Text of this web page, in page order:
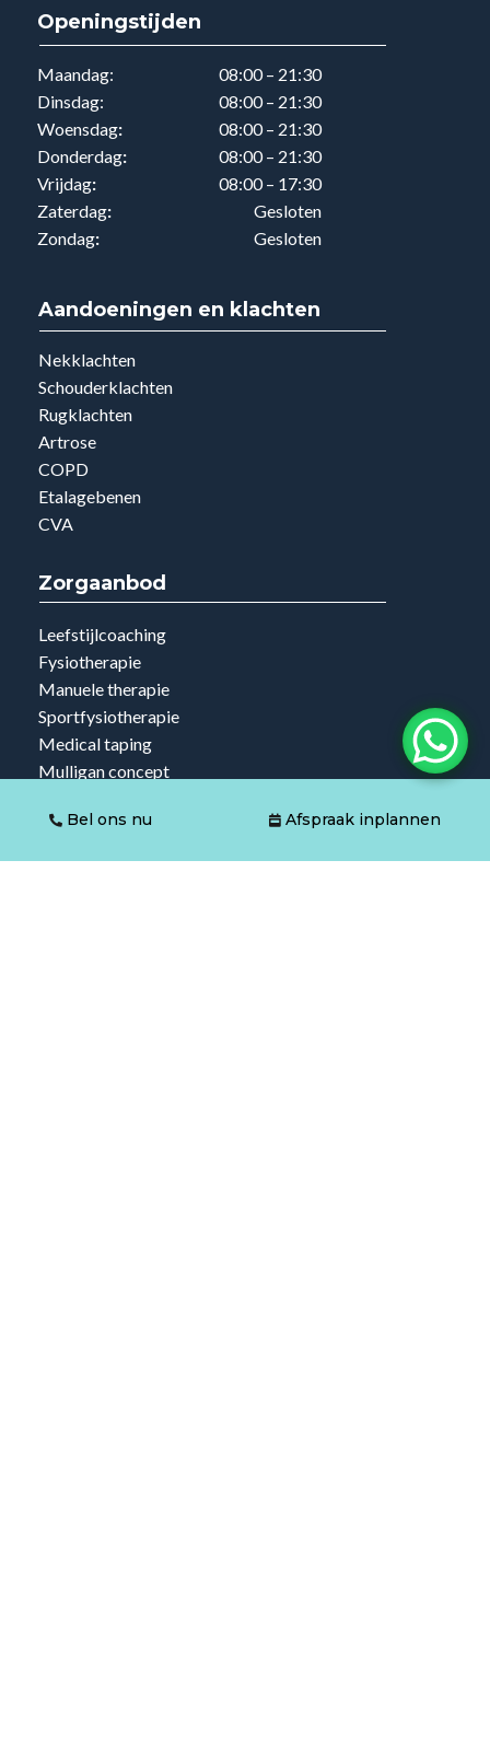
Openingstijden
Maandag:
08:00 – 21:30
Dinsdag:
08:00 – 21:30
Woensdag:
08:00 – 21:30
Donderdag:
08:00 – 21:30
Vrijdag:
08:00 – 17:30
Zaterdag:
Gesloten
Zondag: Gesloten
Aandoeningen en klachten
Nekklachten
Schouderklachten
Rugklachten
Artrose
COPD
Etalagebenen
CVA
Zorgaanbod
Leefstijlcoaching
Fysiotherapie
Manuele therapie
Sportfysiotherapie
Medical taping
Mulligan concept
Bel ons nu Afspraak inplannen